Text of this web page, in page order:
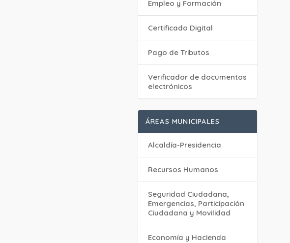
Empleo y Formación
Certificado Digital
Pago de Tributos
Verificador de documentos
electrónicos
ÁREAS MUNICIPALES
Alcaldía-Presidencia
Recursos Humanos
Seguridad Ciudadana,
Emergencias, Participación
Ciudadana y Movilidad
Economía y Hacienda